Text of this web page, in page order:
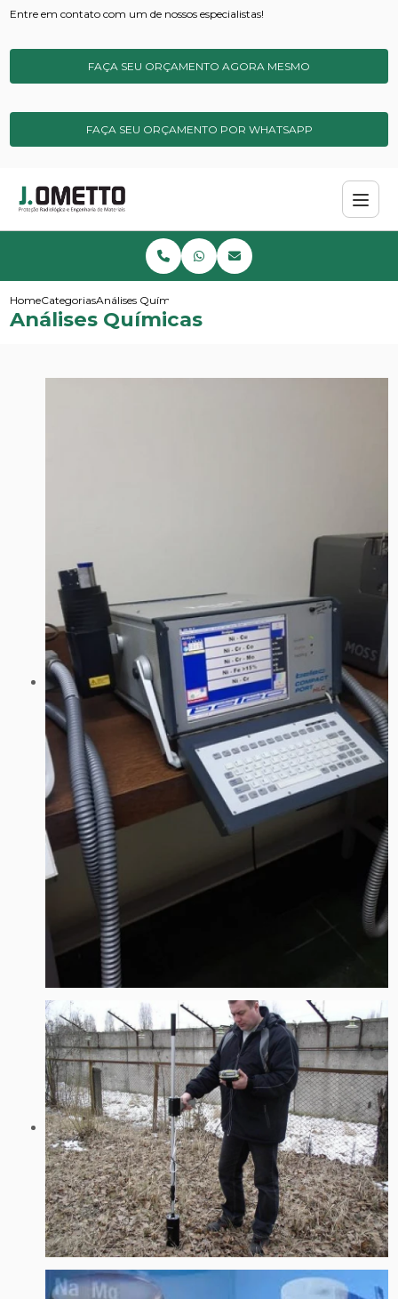
Entre em contato com um de nossos especialistas!
FAÇA SEU ORÇAMENTO AGORA MESMO
FAÇA SEU ORÇAMENTO POR WHATSAPP
HomeCategoriasAnálises Químicas
Análises Químicas